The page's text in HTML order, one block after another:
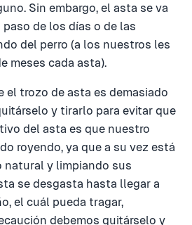
Sin embargo, el asta se va
de los días o de las
del perro (a los nuestros les
meses cada asta).
el trozo de asta es demasiado
y tirarlo para evitar que
del asta es que nuestro
royendo, ya que a su vez está
natural y limpiando sus
se desgasta hasta llegar a
el cuál pueda tragar,
debemos quitárselo y